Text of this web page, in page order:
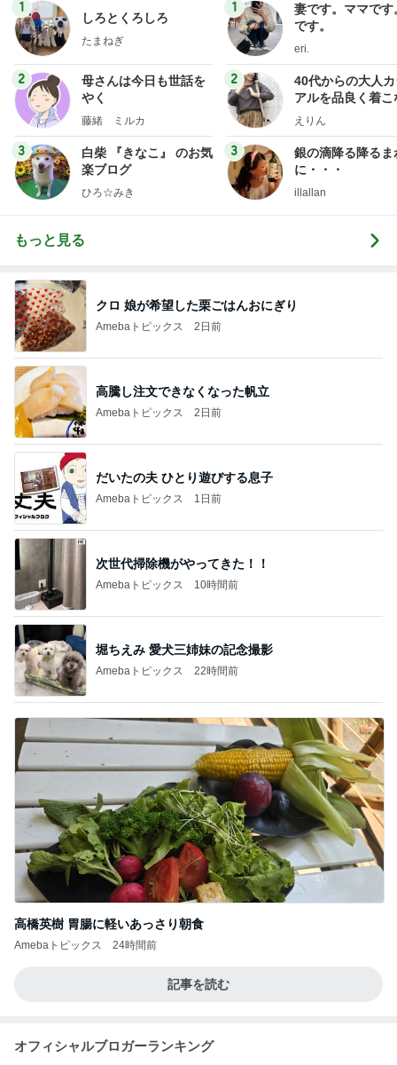
1
しろとくろしろ
たまねぎ
2
母さんは今日も世話を
やく
藤緒 ミルカ
3
白柴 『きなこ』 のお気
楽ブログ
ひろ☆みき
1
妻です。ママです
です。
eri.
2
40代からの大人
アルを品良く着こ
ファッションブロ
えりん
3
銀の滴降る降るま
に・・・
illallan
もっと見る
クロ 娘が希望した栗ごはんおにぎり
Amebaトピックス 2日前
高騰し注文できなくなった帆立
Amebaトピックス 2日前
だいたの夫 ひとり遊びする息子
Amebaトピックス 1日前
次世代掃除機がやってきた！！
Amebaトピックス 10時間前
堀ちえみ 愛犬三姉妹の記念撮影
Amebaトピックス 22時間前
高橋英樹 胃腸に軽いあっさり朝食
Amebaトピックス 24時間前
記事を読む
オフィシャルブロガーランキング